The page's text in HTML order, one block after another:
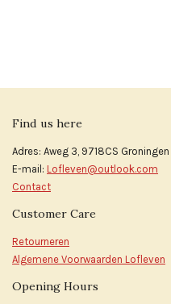
Find us here
Adres: Aweg 3, 9718CS Groningen
E-mail: Lofleven@outlook.com
Contact
Customer Care
Retourneren
Algemene Voorwaarden Lofleven
Opening Hours